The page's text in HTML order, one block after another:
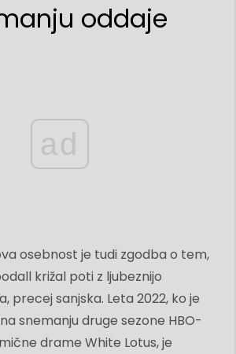
oddaje
ad
osebnost je tudi zgodba o tem,
križal poti z ljubeznijo
precej sanjska. Leta 2022, ko je
snemanju druge sezone HBO-
drame White Lotus, je